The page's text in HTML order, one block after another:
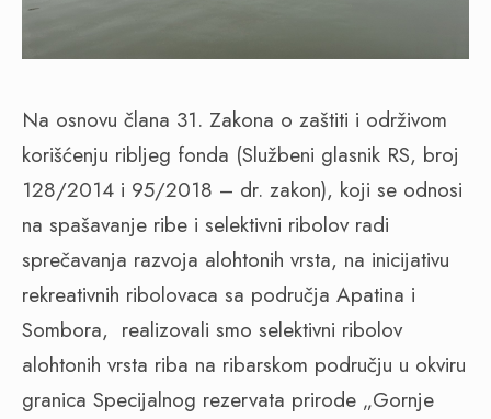
Na osnovu člana 31. Zakona o zaštiti i održivom
korišćenju ribljeg fonda (Službeni glasnik RS, broj
128/2014 i 95/2018 – dr. zakon), koji se odnosi
na spašavanje ribe i selektivni ribolov radi
sprečavanja razvoja alohtonih vrsta, na inicijativu
rekreativnih ribolovaca sa područja Apatina i
Sombora, realizovali smo selektivni ribolov
alohtonih vrsta riba na ribarskom području u okviru
granica Specijalnog rezervata prirode „Gornje